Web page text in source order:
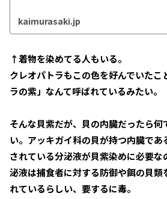
kaimurasaki.jp
↑着物を染めてる人もいる。
クレオパトラもこの色を好んでいたこ
ラの紫」なんて呼ばれているみたい。
そんな貝紫だが、貝の内臓だったら何
い。アッキガイ科の貝が持つ内臓で
されている分泌液が貝紫染めに必要
泌液は捕食者に対する防御や餌の貝類
れているらしい、要するに毒。